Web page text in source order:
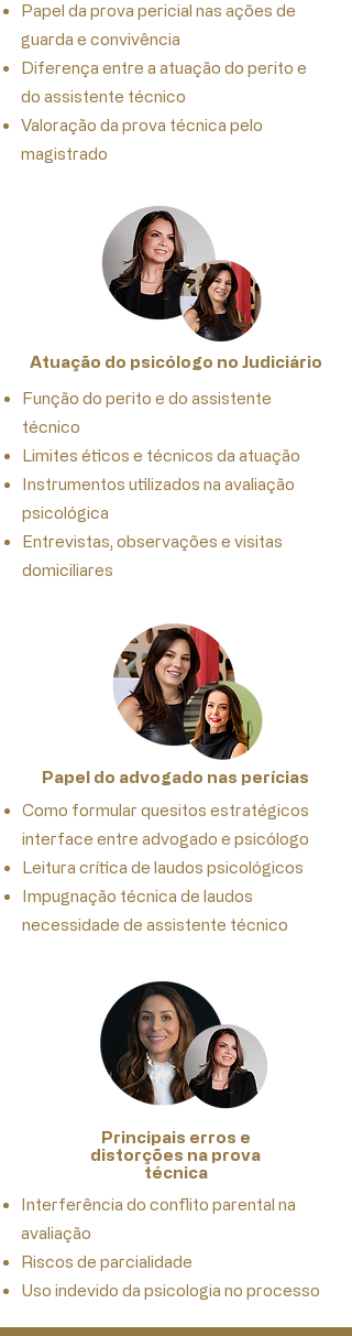
Papel da prova pericial nas ações de
guarda e convivência
Diferença entre a atuação do perito e
do assistente técnico
Valoração da prova técnica pelo
magistrado
Atuação do psicólogo no Judiciário
Função do perito e do assistente
técnico
Limites éticos e técnicos da atuação
Instrumentos utilizados na avaliação
psicológica
Entrevistas, observações e visitas
domiciliares
Papel do advogado nas perícias
​Como formular quesitos estratégicos
interface entre advogado e psicólogo
Leitura crítica de laudos psicológicos
Impugnação técnica de laudos
necessidade de assistente técnico
Principais erros e
distorções na prova
técnica
Interferência do conflito parental na
avaliação
Riscos de parcialidade
Uso indevido da psicologia no processo